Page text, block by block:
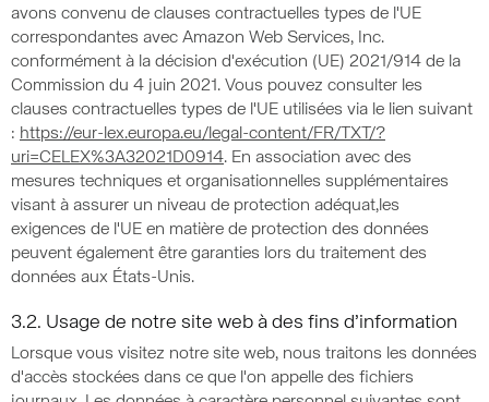
avons convenu de clauses contractuelles types de l'UE
correspondantes avec Amazon Web Services, Inc.
conformément à la décision d'exécution (UE) 2021/914 de la
Commission du 4 juin 2021. Vous pouvez consulter les
clauses contractuelles types de l'UE utilisées via le lien suivant
: https://eur-lex.europa.eu/legal-content/FR/TXT/?
uri=CELEX%3A32021D0914. En association avec des
mesures techniques et organisationnelles supplémentaires
visant à assurer un niveau de protection adéquat,les
exigences de l'UE en matière de protection des données
peuvent également être garanties lors du traitement des
données aux États-Unis.
3.2. Usage de notre site web à des fins d’information
Lorsque vous visitez notre site web, nous traitons les données
d'accès stockées dans ce que l'on appelle des fichiers